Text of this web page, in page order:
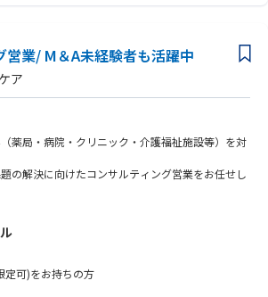
、新規事業の推進にあたり投資事業を企業として
な案件に投資をしております。
ーンアンモニア事業
入依存度を低減し、穀物の安定生産を支援。これ
障にも寄与している。
エビの陸上養殖事業
水質維持が難しく水質汚染での養殖量が減少して
用板循環養殖システムをインドネシアに導入する
しています。
営業/ M＆A未経験者も活躍中
ア
薬局・病院・クリニック・介護福祉施設等）を対
の解決に向けたコンサルティング営業をお任せし
の架電、訪問、ウェビナー開催
かしたアプローチによる提案営業
定可)をお持ちの方